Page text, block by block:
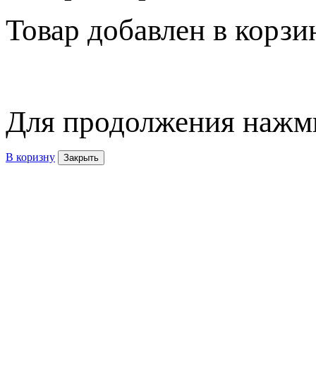
Товар добавлен в
Для продолжения
В коризну Закрыть